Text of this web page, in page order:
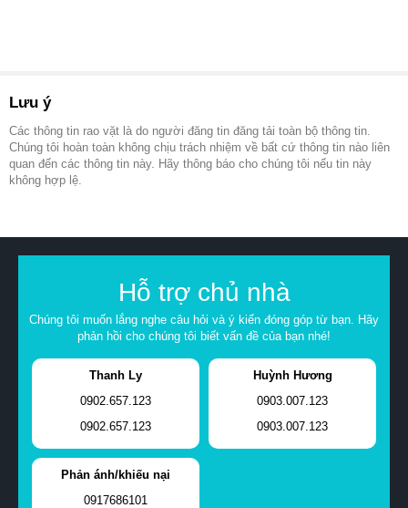
Lưu ý
Các thông tin rao vặt là do người đăng tin đăng tải toàn bộ thông tin.
Chúng tôi hoàn toàn không chịu trách nhiệm về bất cứ thông tin nào liên
quan đến các thông tin này. Hãy thông báo cho chúng tôi nếu tin này
không hợp lệ.
Hỗ trợ chủ nhà
Chúng tôi muốn lắng nghe câu hỏi và ý kiến đóng góp từ bạn. Hãy
phản hồi cho chúng tôi biết vấn đề của bạn nhé!
Thanh Ly
0902.657.123
0902.657.123
Huỳnh Hương
0903.007.123
0903.007.123
Phản ánh/khiếu nại
0917686101